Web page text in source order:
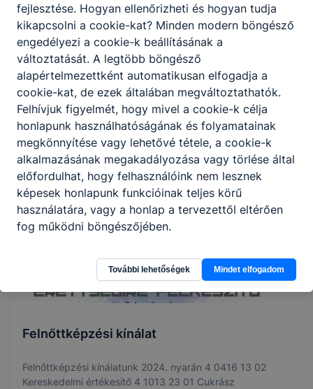
Hírek
Hírek
Felnőttképzési kínálat
Felnőttképzési kínálatunk 2024. nyarán 4 0416 13 02
Kereskedelmi értékesítő 4 1013 23 01 Cukrász
fejlesztése. Hogyan ellenőrizheti és hogyan tudja
kikapcsolni a cookie-kat? Minden modern böngésző
engedélyezi a cookie-k beállításának a
változtatását. A legtöbb böngésző
alapértelmezettként automatikusan elfogadja a
cookie-kat, de ezek általában megváltoztathatók.
Felhívjuk figyelmét, hogy mivel a cookie-k célja
honlapunk használhatóságának és folyamatainak
megkönnyítése vagy lehetővé tétele, a cookie-k
alkalmazásának megakadályozása vagy törlése által
előfordulhat, hogy felhasználóink nem lesznek
képesek honlapunk funkcióinak teljes körű
használatára, vagy a honlap a tervezettől eltérően
fog működni böngészőjében.
További lehetőségek Mindet elfogadom